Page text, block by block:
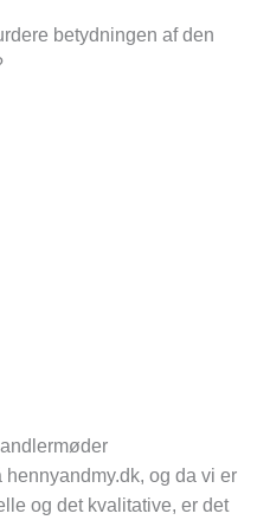
betydningen af den
hennyandmy.dk, og da vi er
og det kvalitative, er det